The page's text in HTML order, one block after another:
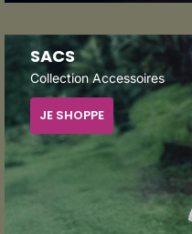
SACS
Collection Accessoires
JE SHOPPE